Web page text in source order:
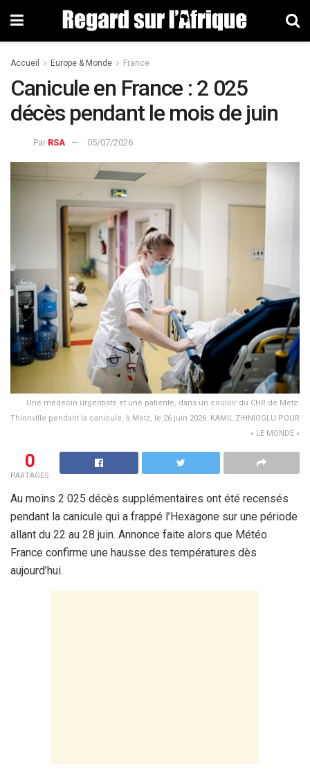
Accueil Europe & Monde France
Canicule en France : 2 025
décès pendant le mois de juin
Par RSA 05/07/2026
Une médecin urgentiste et une patiente, dans un couloir du CHR de Metz-
Thionville pendant la canicule, à Metz, le 26 juin 2026. KAMIL ZIHNIOGLU POUR
« LE MONDE »
0
PARTAGES
Au moins 2 025 décès supplémentaires ont été recensés
pendant la canicule qui a frappé l’Hexagone sur une période
allant du 22 au 28 juin. Annonce faite alors que Météo
France confirme une hausse des températures dès
aujourd’hui.